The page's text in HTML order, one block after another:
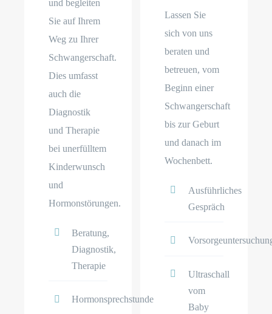
und begleiten
Sie auf Ihrem
Weg zu Ihrer
Schwangerschaft.
Dies umfasst
auch die
Diagnostik
und Therapie
bei unerfülltem
Kinderwunsch
und
Hormonstörungen.
Beratung,
Diagnostik,
Therapie
Hormonsprechstunde
Lassen Sie
sich von uns
beraten und
betreuen, vom
Beginn einer
Schwangerschaft
bis zur Geburt
und danach im
Wochenbett.
Ausführliches
Gespräch
Ultraschall
vom
Baby